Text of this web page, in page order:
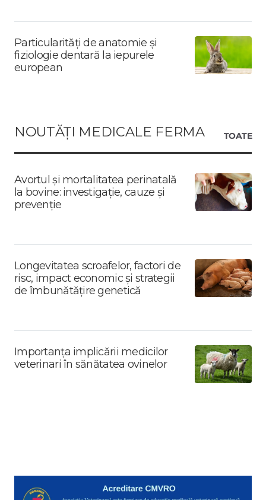
Particularități de anatomie și
fiziologie dentară la iepurele
european
NOUTĂȚI MEDICALE FERMA TOATE
Avortul și mortalitatea perinatală
la bovine: investigație, cauze și
prevenție
Longevitatea scroafelor, factori de
risc, impact economic și strategii
de îmbunătățire genetică
Importanța implicării medicilor
veterinari în sănătatea ovinelor